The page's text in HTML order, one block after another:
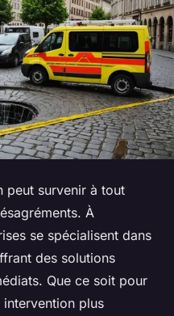
peut survenir à tout
À
se spécialisent dans
des solutions
Que ce soit pour
plus